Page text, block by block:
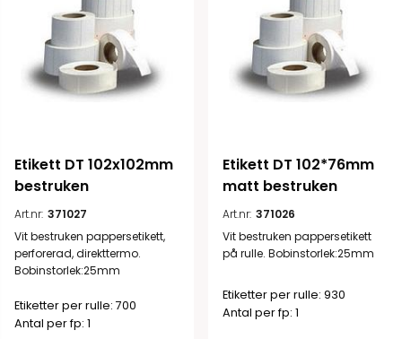
Etikett DT 102x102mm
bestruken
Art.nr: 371027
Vit bestruken pappersetikett,
perforerad, direkttermo.
Bobinstorlek:25mm
Etiketter per rulle: 700
Antal per fp: 1
Etikett DT 102*76mm
matt bestruken
Art.nr: 371026
Vit bestruken pappersetikett
på rulle. Bobinstorlek:25mm
Etiketter per rulle: 930
Antal per fp: 1